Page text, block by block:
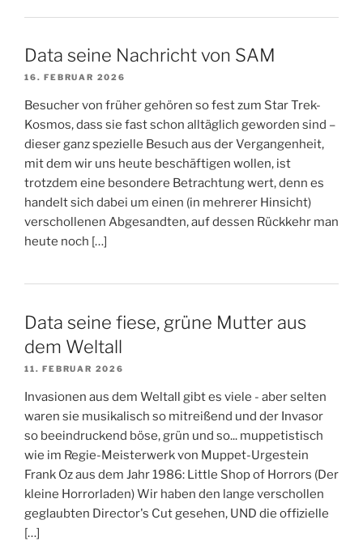
Data seine Nachricht von SAM
16. FEBRUAR 2026
Besucher von früher gehören so fest zum Star Trek-
Kosmos, dass sie fast schon alltäglich geworden sind –
dieser ganz spezielle Besuch aus der Vergangenheit,
mit dem wir uns heute beschäftigen wollen, ist
trotzdem eine besondere Betrachtung wert, denn es
handelt sich dabei um einen (in mehrerer Hinsicht)
verschollenen Abgesandten, auf dessen Rückkehr man
heute noch […]
Data seine fiese, grüne Mutter aus
dem Weltall
11. FEBRUAR 2026
Invasionen aus dem Weltall gibt es viele - aber selten
waren sie musikalisch so mitreißend und der Invasor
so beeindruckend böse, grün und so... muppetistisch
wie im Regie-Meisterwerk von Muppet-Urgestein
Frank Oz aus dem Jahr 1986: Little Shop of Horrors (Der
kleine Horrorladen) Wir haben den lange verschollen
geglaubten Director's Cut gesehen, UND die offizielle
[…]